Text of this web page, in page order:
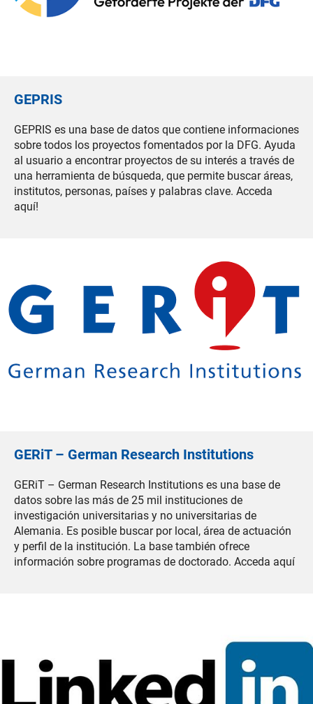
GEPRIS
GEPRIS es una base de datos que contiene informaciones
sobre todos los proyectos fomentados por la DFG. Ayuda
al usuario a encontrar proyectos de su interés a través de
una herramienta de búsqueda, que permite buscar áreas,
institutos, personas, países y palabras clave. Acceda
aquí!
GERiT – German Research Institutions
GERiT – German Research Institutions es una base de
datos sobre las más de 25 mil instituciones de
investigación universitarias y no universitarias de
Alemania. Es posible buscar por local, área de actuación
y perfil de la institución. La base también ofrece
información sobre programas de doctorado. Acceda aquí